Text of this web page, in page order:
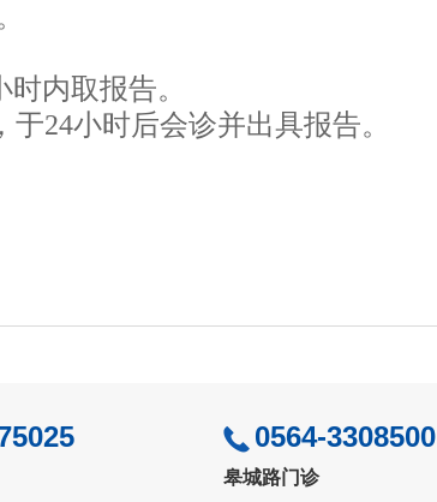
内取报告。
于24小时后会诊并出具报告。
0564-3308500
皋城路门诊